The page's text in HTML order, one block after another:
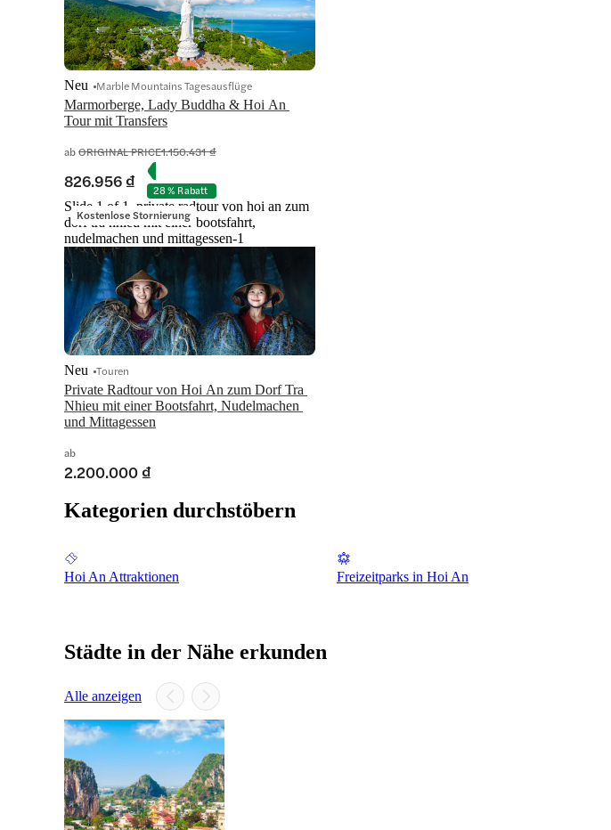
Marmorberge, Lady Buddha & Hoi An
Tour mit Transfers
Neu Marble Mountains Tagesausflüge
abORIGINAL PRICE1.150.431 ₫
826.956 ₫ 28 % Rabatt
Kostenlose Stornierung
Slide 1 of 1, private radtour von hoi an zum
dorf tra nhieu mit einer bootsfahrt,
nudelmachen und mittagessen-1
Private Radtour von Hoi An zum Dorf Tra
Nhieu mit einer Bootsfahrt, Nudelmachen
und Mittagessen
Neu Touren
ab
2.200.000 ₫
Kategorien durchstöbern
Hoi An Attraktionen Freizeitparks in Hoi An
Städte in der Nähe erkunden
Alle anzeigen